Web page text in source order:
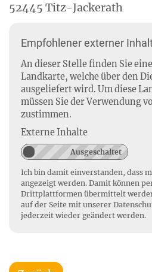
52445 Titz-Jackerath
Empfohlener externer
An dieser Stelle finden Sie
Landkarte, welche über den
ausgeliefert wird. Um diese
müssen Sie der Verwendung
zustimmen.
Externe Inhalte
Ich bin damit einverstanden, dass
angezeigt werden. Damit können
Drittplattformen übermittelt
auf der Seite mit unserer
jederzeit wieder geändert werden.